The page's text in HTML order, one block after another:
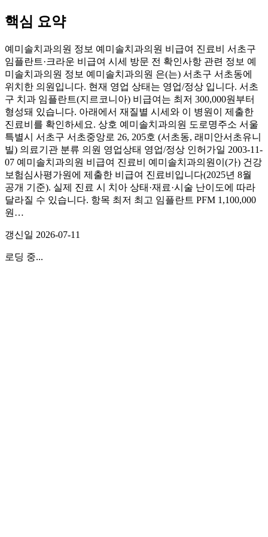
핵심 요약
예미솔치과의원 정보 예미솔치과의원 비급여 진료비 서초구
임플란트·크라운 비급여 시세 방문 전 확인사항 관련 정보 예
미솔치과의원 정보 예미솔치과의원 은(는) 서초구 서초동에
위치한 의원입니다. 현재 영업 상태는 영업/정상 입니다. 서초
구 치과 임플란트(지르코니아) 비급여는 최저 300,000원부터
형성돼 있습니다. 아래에서 재질별 시세와 이 병원이 제출한
진료비를 확인하세요. 상호 예미솔치과의원 도로명주소 서울
특별시 서초구 서초중앙로 26, 205호 (서초동, 래미안서초유니
빌) 의료기관 분류 의원 영업상태 영업/정상 인허가일 2003-11-
07 예미솔치과의원 비급여 진료비 예미솔치과의원이(가) 건강
보험심사평가원에 제출한 비급여 진료비입니다(2025년 8월
공개 기준). 실제 진료 시 치아 상태·재료·시술 난이도에 따라
달라질 수 있습니다. 항목 최저 최고 임플란트 PFM 1,100,000
원…
갱신일 2026-07-11
로딩 중...